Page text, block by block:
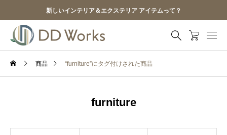
新しいインテリア＆エクステリア アイテムって？
商品 “furniture”にタグ付けされた商品
furniture